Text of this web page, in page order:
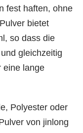
fest haften, ohne
bietet
so dass die
gleichzeitig
eine lange
Polyester oder
von jinlong